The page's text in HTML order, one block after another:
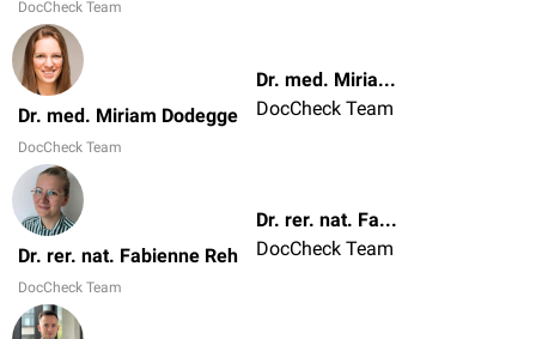
DocCheck Team
Dr. med. Miriam Dodegge
DocCheck Team
Dr. med. Miriam Dodegge
DocCheck Team
Dr. rer. nat. Fabienne Reh
DocCheck Team
Dr. rer. nat. Fabienne Reh
DocCheck Team